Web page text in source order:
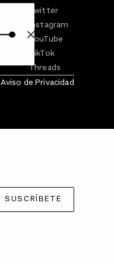
Twitter
Instagram
YouTube
TikTok
Threads
Aviso de Privacidad